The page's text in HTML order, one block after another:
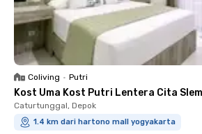
Coliving • Putri
Kost Uma Kost Putri Lentera Cita
Caturtunggal, Depok
1.4 km dari hartono mall yogyakarta